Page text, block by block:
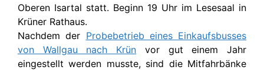
Oberen Isartal statt. Beginn 19 Uhr im Lesesaal in
Krüner Rathaus.
Nachdem der Probebetrieb eines Einkaufsbusses
von Wallgau nach Krün vor gut einem Jahr
eingestellt werden musste, sind die Mitfahrbänke